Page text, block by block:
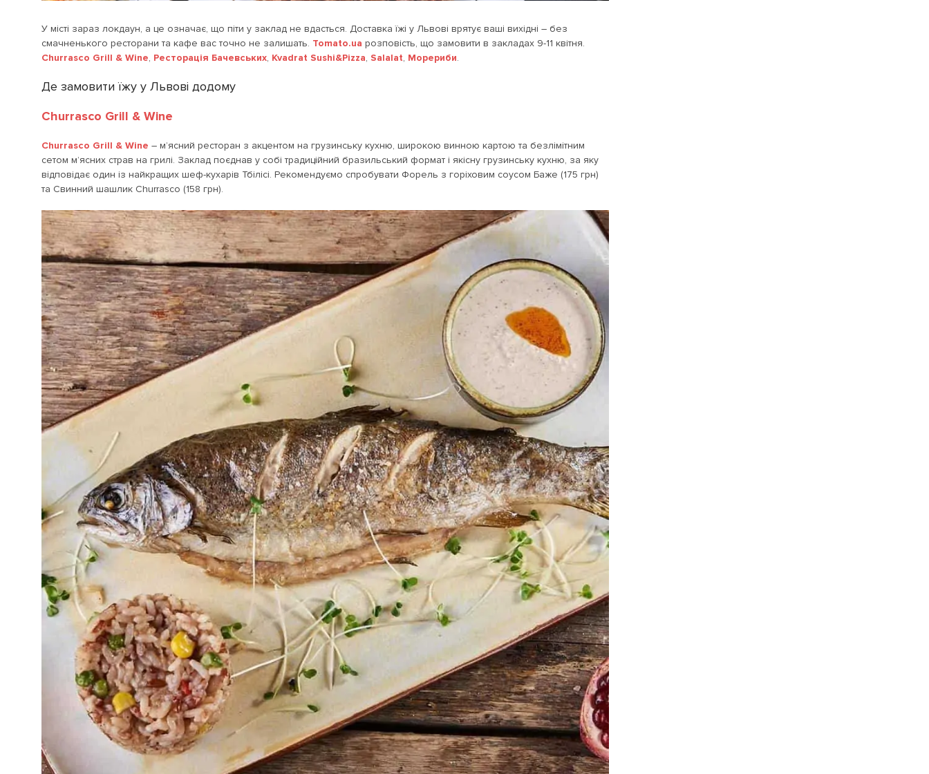
У місті зараз локдаун, а це означає, що піти у заклад не вдасться. Доставка їжі у Львові врятує ваші вихідні – без
смачненького ресторани та кафе вас точно не залишать. Tomato.ua розповість, що замовити в закладах 9-11 квітня.
Churrasco Grill & Wine, Ресторація Бачевських, Kvadrat Sushi&Pizza, Salalat, Морериби.
Де замовити їжу у Львові додому
Churrasco Grill & Wine
Churrasco Grill & Wine – м’ясний ресторан з акцентом на грузинську кухню, широкою винною картою та безлімітним
сетом м’ясних страв на грилі. Заклад поєднав у собі традиційний бразильський формат і якісну грузинську кухню, за яку
відповідає один із найкращих шеф-кухарів Тбілісі. Рекомендуємо спробувати Форель з горіховим соусом Баже (175 грн)
та Свинний шашлик Churrasco (158 грн).